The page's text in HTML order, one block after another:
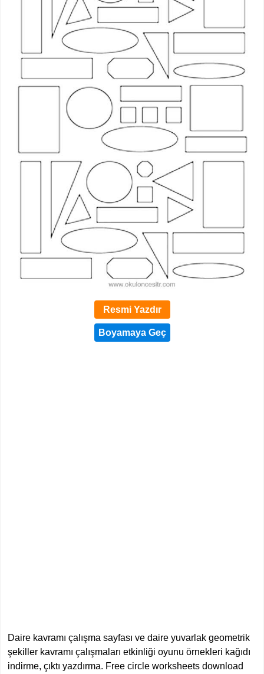
Resmi Yazdır
Daire kavramı çalışma sayfası ve daire yuvarlak geometrik
şekiller kavramı çalışmaları etkinliği oyunu örnekleri kağıdı
indirme, çıktı yazdırma. Free circle worksheets download